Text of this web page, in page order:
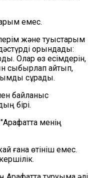
емес.
және туыстарым
орындады:
Олар өз есімдерін,
сыбырлап айтып,
сұрады.
байланыс
бірі.
менің
ғана өтініш емес.